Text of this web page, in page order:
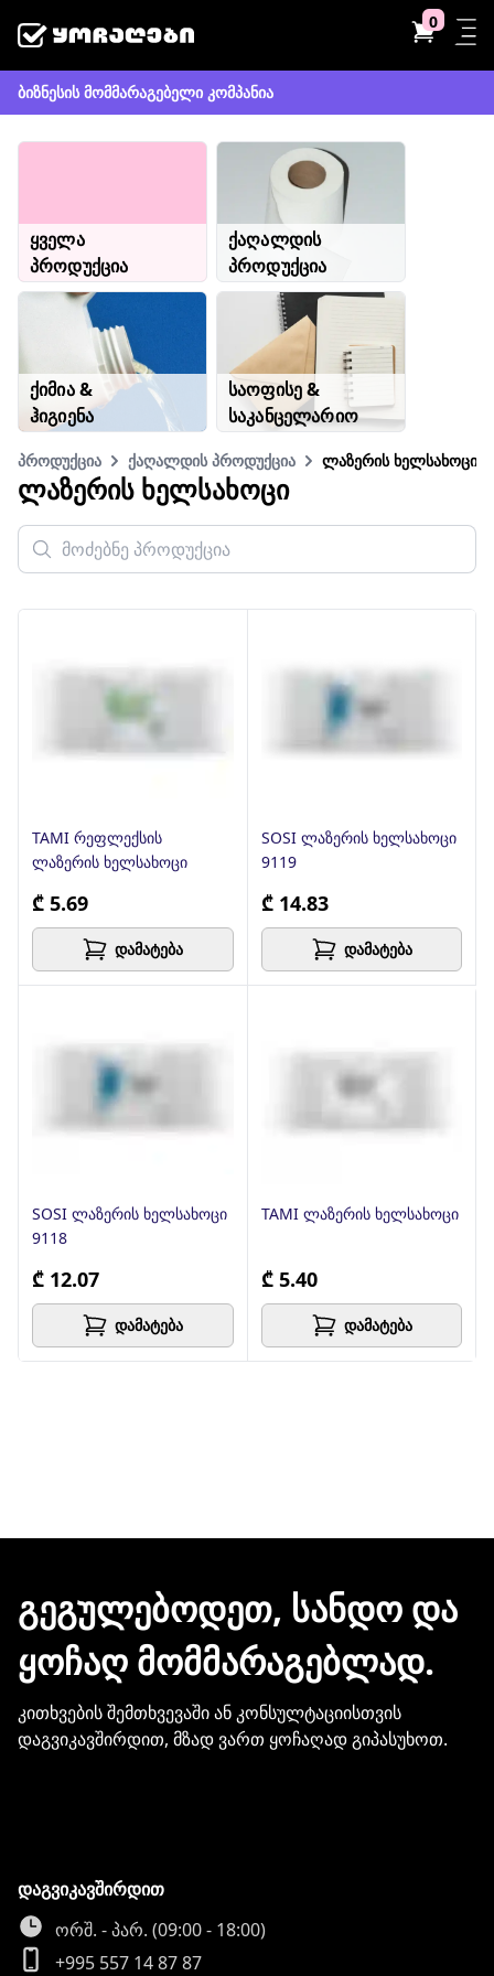
0
ბიზნესის მომმარაგებელი კომპანია
ყველა
პროდუქცია
ქაღალდის
პროდუქცია
ქიმია &
ჰიგიენა
საოფისე &
საკანცელარიო
პროდუქცია ქაღალდის პროდუქცია ლაზერის ხელსახოცი
ᲚᲐᲖᲔᲠᲘᲡ ᲮᲔᲚᲡᲐᲮᲝᲪᲘ
TAMI რეფლექსის
ლაზერის ხელსახოცი
₾ 5.69
დამატება
SOSI ლაზერის ხელსახოცი
9119
₾ 14.83
დამატება
SOSI ლაზერის ხელსახოცი
9118
₾ 12.07
დამატება
TAMI ლაზერის ხელსახოცი
₾ 5.40
დამატება
ᲒᲔᲒᲣᲚᲔᲑᲝᲓᲔᲗ, ᲡᲐᲜᲓᲝ ᲓᲐ
ᲧᲝᲩᲐᲦ ᲛᲝᲛᲛᲐᲠᲐᲒᲔᲑᲚᲐᲓ.
კითხვების შემთხვევაში ან კონსულტაციისთვის
დაგვიკავშირდით, მზად ვართ ყოჩაღად გიპასუხოთ.
დაგვიკავშირდით
ორშ. - პარ. (09:00 - 18:00)
+995 557 14 87 87